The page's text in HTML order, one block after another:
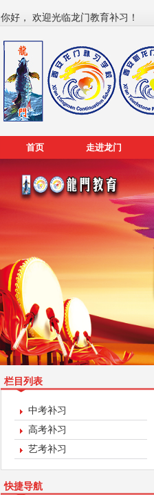
你好， 欢迎光临龙门教育补习！
首页 走进龙门
栏目列表
中考补习
高考补习
艺考补习
快捷导航